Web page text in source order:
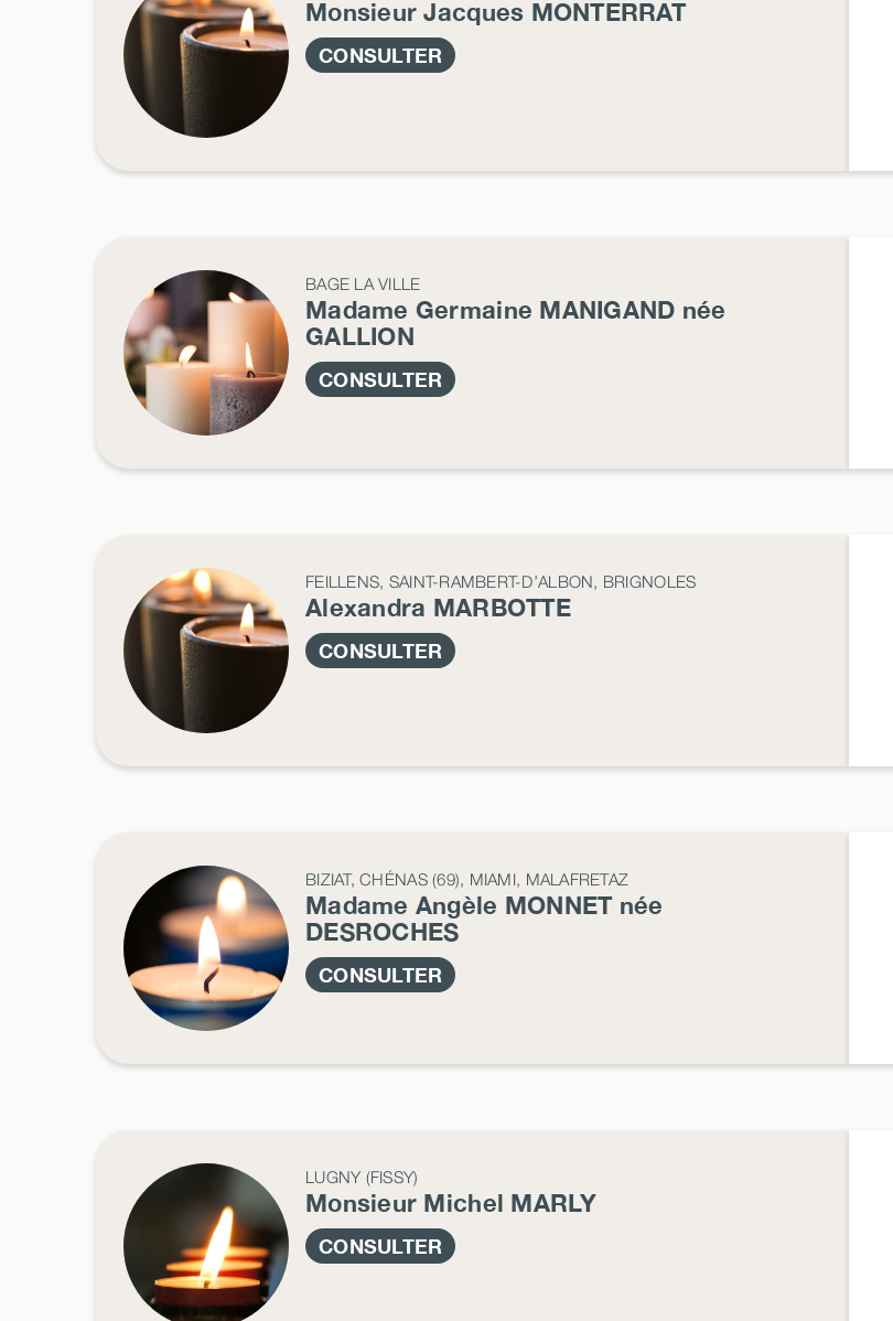
Monsieur Jacques MONTERRAT
CONSULTER
BAGE LA VILLE
Madame Germaine MANIGAND née
GALLION
CONSULTER
FEILLENS, SAINT-RAMBERT-D’ALBON, BRIGNOLES
Alexandra MARBOTTE
CONSULTER
BIZIAT, CHÉNAS (69), MIAMI, MALAFRETAZ
Madame Angèle MONNETnée
DESROCHES
CONSULTER
LUGNY (FISSY)
Monsieur Michel MARLY
CONSULTER